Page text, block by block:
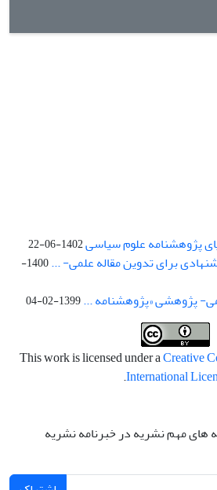
پژوهشنامه علوم سیاسی1402-06-22
برای تدوین مقاله علمی- ...
1400-
پژوهشی «پژوهشنامه ...1399-02-04
This work is licensed under aCreative
International
.
های مهم نشریه در خبرنامه نشریه